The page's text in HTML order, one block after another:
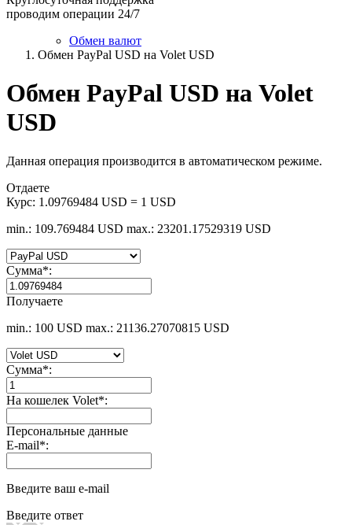
проводим операции 24/7
Обмен валют
Обмен PayPal USD на Volet USD
Обмен PayPal USD на Volet
USD
Данная операция производится в автоматическом режиме.
Отдаете
Курс: 1.09769484 USD = 1 USD
min.: 109.769484 USD max.: 23201.17529319 USD
Сумма*:
Получаете
min.: 100 USD max.: 21136.27070815 USD
Сумма*:
На кошелек Volet*:
Персональные данные
E-mail*:
Введите ваш e-mail
Введите ответ